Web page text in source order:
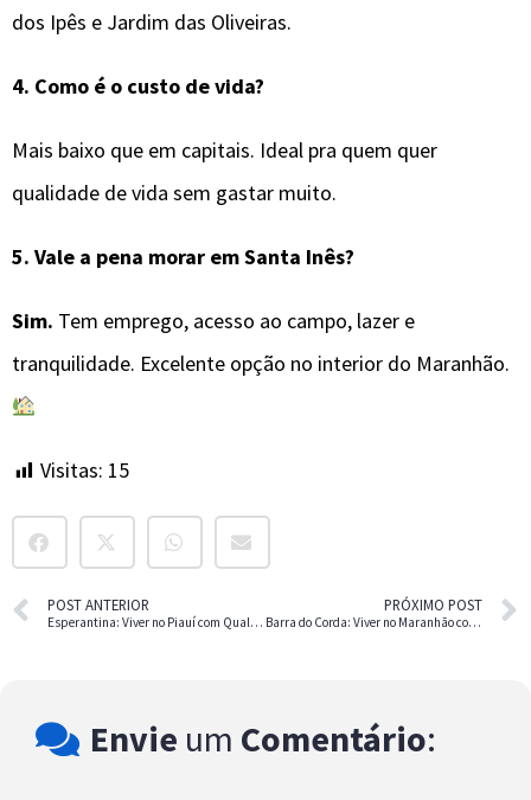
dos Ipês e Jardim das Oliveiras.
4. Como é o custo de vida?
Mais baixo que em capitais. Ideal pra quem quer
qualidade de vida sem gastar muito.
5. Vale a pena morar em Santa Inês?
Sim. Tem emprego, acesso ao campo, lazer e
tranquilidade. Excelente opção no interior do Maranhão.
Visitas: 15
POST ANTERIOR
Esperantina: Viver no Piauí com Qualidade de Vida e Custo Baixo
PRÓXIMO POST
Barra do Corda: Viver no Maranhão com Qualidade
Envie um Comentário: